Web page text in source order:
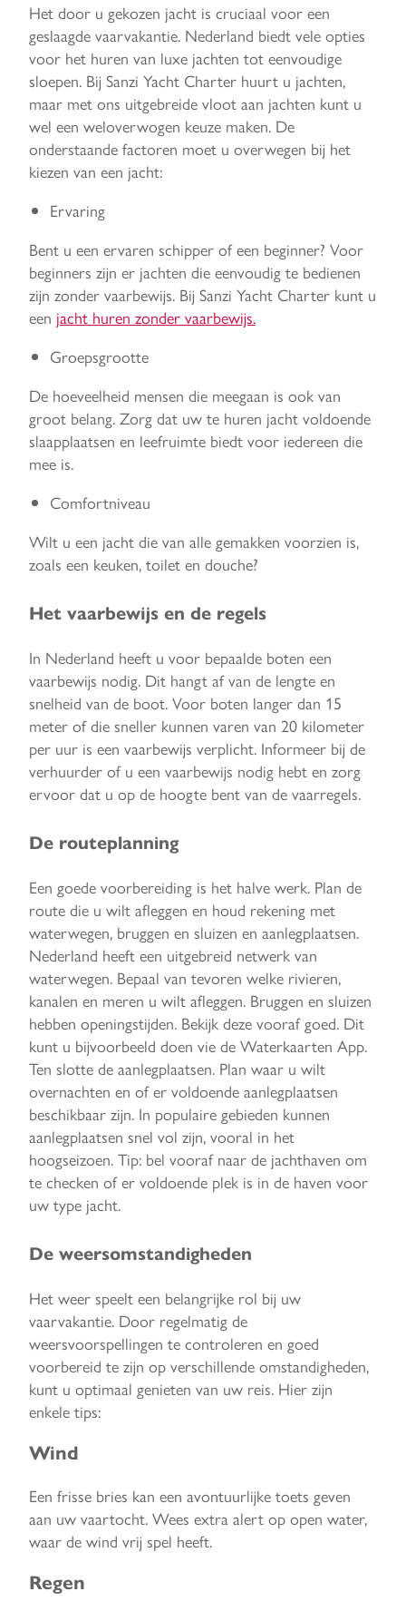
Het door u gekozen jacht is cruciaal voor een
geslaagde vaarvakantie. Nederland biedt vele opties
voor het huren van luxe jachten tot eenvoudige
sloepen. Bij Sanzi Yacht Charter huurt u jachten,
maar met ons uitgebreide vloot aan jachten kunt u
wel een weloverwogen keuze maken. De
onderstaande factoren moet u overwegen bij het
kiezen van een jacht:
Ervaring
Bent u een ervaren schipper of een beginner? Voor
beginners zijn er jachten die eenvoudig te bedienen
zijn zonder vaarbewijs. Bij Sanzi Yacht Charter kunt u
een jacht huren zonder vaarbewijs.
Groepsgrootte
De hoeveelheid mensen die meegaan is ook van
groot belang. Zorg dat uw te huren jacht voldoende
slaapplaatsen en leefruimte biedt voor iedereen die
mee is.
Comfortniveau
Wilt u een jacht die van alle gemakken voorzien is,
zoals een keuken, toilet en douche?
Het vaarbewijs en de regels
In Nederland heeft u voor bepaalde boten een
vaarbewijs nodig. Dit hangt af van de lengte en
snelheid van de boot. Voor boten langer dan 15
meter of die sneller kunnen varen van 20 kilometer
per uur is een vaarbewijs verplicht. Informeer bij de
verhuurder of u een vaarbewijs nodig hebt en zorg
ervoor dat u op de hoogte bent van de vaarregels.
De routeplanning
Een goede voorbereiding is het halve werk. Plan de
route die u wilt afleggen en houd rekening met
waterwegen, bruggen en sluizen en aanlegplaatsen.
Nederland heeft een uitgebreid netwerk van
waterwegen. Bepaal van tevoren welke rivieren,
kanalen en meren u wilt afleggen. Bruggen en sluizen
hebben openingstijden. Bekijk deze vooraf goed. Dit
kunt u bijvoorbeeld doen vie de Waterkaarten App.
Ten slotte de aanlegplaatsen. Plan waar u wilt
overnachten en of er voldoende aanlegplaatsen
beschikbaar zijn. In populaire gebieden kunnen
aanlegplaatsen snel vol zijn, vooral in het
hoogseizoen. Tip: bel vooraf naar de jachthaven om
te checken of er voldoende plek is in de haven voor
uw type jacht.
De weersomstandigheden
Het weer speelt een belangrijke rol bij uw
vaarvakantie. Door regelmatig de
weersvoorspellingen te controleren en goed
voorbereid te zijn op verschillende omstandigheden,
kunt u optimaal genieten van uw reis. Hier zijn
enkele tips:
Wind
Een frisse bries kan een avontuurlijke toets geven
aan uw vaartocht. Wees extra alert op open water,
waar de wind vrij spel heeft.
Regen